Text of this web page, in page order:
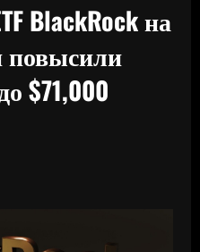
BlackRock на
повысили
$71,000